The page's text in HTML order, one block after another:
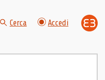
Cerca Accedi